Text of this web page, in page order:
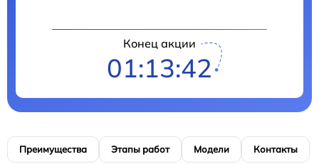
Конец акции
01:13:41
Преимущества Этапы работ Модели Контакты